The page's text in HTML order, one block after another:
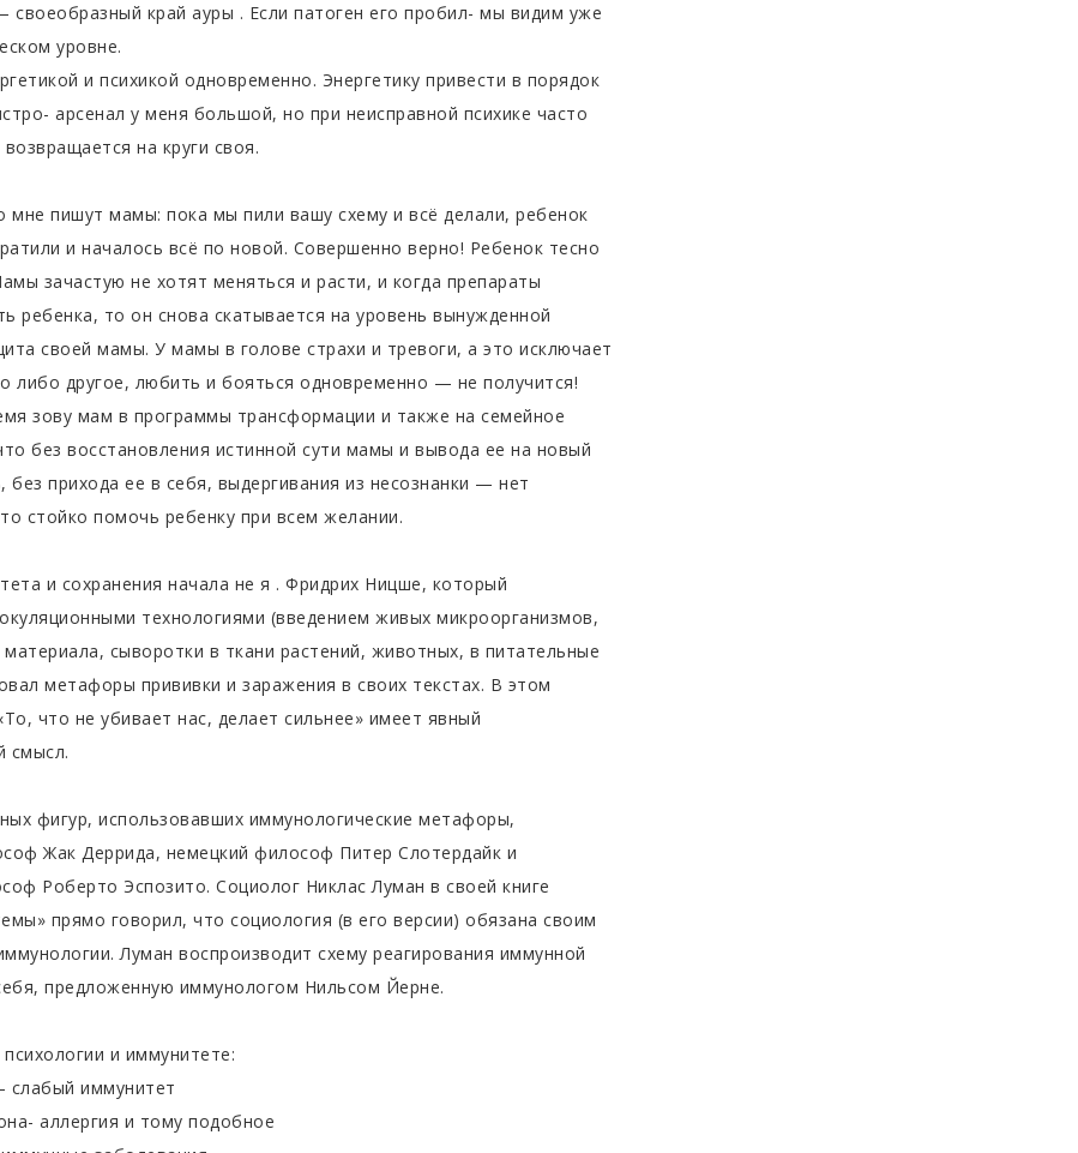
своеобразный край ауры . Если патоген его пробил- мы видим уже
уровне.
и психикой одновременно. Энергетику привести в порядок
арсенал у меня большой, но при неисправной психике часто
на круги своя.
мне пишут мамы: пока мы пили вашу схему и всё делали, ребенок
и началось всё по новой. Совершенно верно! Ребенок тесно
зачастую не хотят меняться и расти, и когда препараты
ребенка, то он снова скатывается на уровень вынужденной
своей мамы. У мамы в голове страхи и тревоги, а это исключает
либо другое, любить и бояться одновременно — не получится!
зову мам в программы трансформации и также на семейное
без восстановления истинной сути мамы и вывода ее на новый
без прихода ее в себя, выдергивания из несознанки — нет
стойко помочь ребенку при всем желании.
и сохранения начала не я . Фридрих Ницше, который
технологиями (введением живых микроорганизмов,
сыворотки в ткани растений, животных, в питательные
метафоры прививки и заражения в своих текстах. В этом
что не убивает нас, делает сильнее» имеет явный
смысл.
фигур, использовавших иммунологические метафоры,
Жак Деррида, немецкий философ Питер Слотердайк и
Роберто Эспозито. Социолог Никлас Луман в своей книге
прямо говорил, что социология (в его версии) обязана своим
Луман воспроизводит схему реагирования иммунной
предложенную иммунологом Нильсом Йерне.
и иммунитете:
слабый иммунитет
аллергия и тому подобное